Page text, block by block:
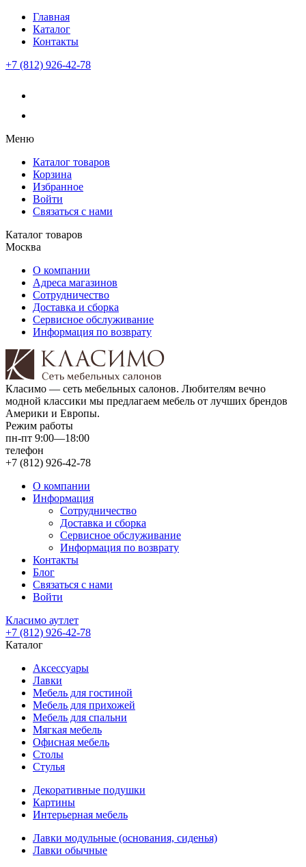
Главная
Каталог
Контакты
+7 (812) 926-42-78
Меню
Каталог товаров
Корзина
Избранное
Войти
Связаться с нами
Каталог товаров
Москва
О компании
Адреса магазинов
Сотрудничество
Доставка и сборка
Сервисное обслуживание
Информация по возврату
Класимо — cеть мебельных салонов. Любителям вечно
модной классики мы предлагаем мебель от лучших брендов
Америки и Европы.
Режим работы
пн-пт 9:00—18:00
телефон
+7 (812) 926-42-78
О компании
Информация
Сотрудничество
Доставка и сборка
Сервисное обслуживание
Информация по возврату
Контакты
Блог
Связаться с нами
Войти
Класимо аутлет
+7 (812) 926-42-78
Каталог
Аксессуары
Лавки
Мебель для гостиной
Мебель для прихожей
Мебель для спальни
Мягкая мебель
Офисная мебель
Столы
Стулья
Декоративные подушки
Картины
Интерьерная мебель
Лавки модульные (основания, сиденья)
Лавки обычные